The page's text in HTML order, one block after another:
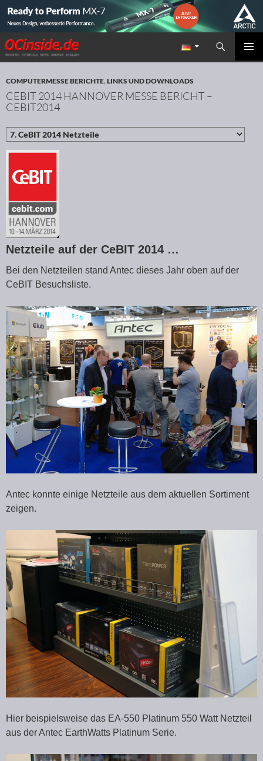
Redaktion ocinside.de PC Hardware Portal
Suchen
ZUM INHALT SPRINGEN
COMPUTERMESSE BERICHTE,LINKS UND DOWNLOADS
CEBIT 2014 HANNOVER MESSE BERICHT –
CEBIT2014
Netzteile auf der CeBIT 2014 …
Bei den Netzteilen stand Antec dieses Jahr oben auf der
CeBIT Besuchsliste.
Antec konnte einige Netzteile aus dem aktuellen Sortiment
zeigen.
Hier beispielsweise das EA-550 Platinum 550 Watt Netzteil
aus der Antec EarthWatts Platinum Serie.